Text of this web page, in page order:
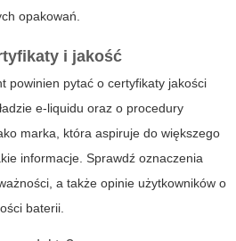
opakowań.
i jakość
powinien pytać o certyfikaty jakości
e-liquidu oraz o procedury
marka, która aspiruje do większego
informacje. Sprawdź oznaczenia
a także opinie użytkowników o
baterii.